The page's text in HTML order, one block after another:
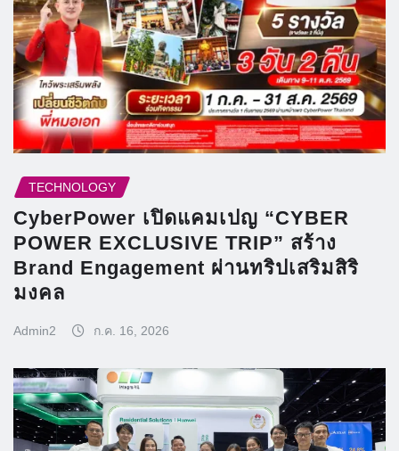
TECHNOLOGY
CyberPower เปิดแคมเปญ “CYBER
POWER EXCLUSIVE TRIP” สร้าง
Brand Engagement ผ่านทริปเสริมสิริ
มงคล
Admin2 ก.ค. 16, 2026